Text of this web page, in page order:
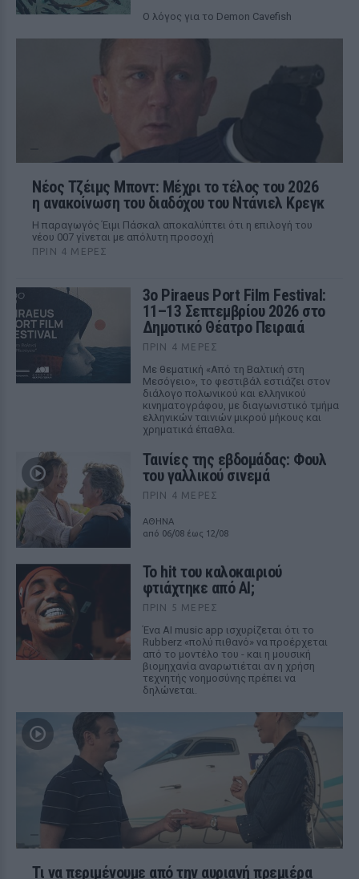
Ο λόγος για το Demon Cavefish
Νέος Τζέιμς Μποντ: Μέχρι το τέλος του 2026
η ανακοίνωση του διαδόχου του Ντάνιελ Κρεγκ
Η παραγωγός Έιμι Πάσκαλ αποκαλύπτει ότι η επιλογή του
νέου 007 γίνεται με απόλυτη προσοχή
ΠΡΙΝ 4 ΜΈΡΕΣ
3ο Piraeus Port Film Festival:
11–13 Σεπτεμβρίου 2026 στο
Δημοτικό Θέατρο Πειραιά
ΠΡΙΝ 4 ΜΈΡΕΣ
Με θεματική «Από τη Βαλτική στη
Μεσόγειο», το φεστιβάλ εστιάζει στον
διάλογο πολωνικού και ελληνικού
κινηματογράφου, με διαγωνιστικό τμήμα
ελληνικών ταινιών μικρού μήκους και
χρηματικά έπαθλα.
Ταινίες της εβδομάδας: Φουλ
του γαλλικού σινεμά
ΠΡΙΝ 4 ΜΈΡΕΣ
ΑΘΗΝΑ
από 06/08 έως 12/08
Το hit του καλοκαιριού
φτιάχτηκε από AI;
ΠΡΙΝ 5 ΜΈΡΕΣ
Ένα AI music app ισχυρίζεται ότι το
Rubberz «πολύ πιθανό» να προέρχεται
από το μοντέλο του - και η μουσική
βιομηχανία αναρωτιέται αν η χρήση
τεχνητής νοημοσύνης πρέπει να
δηλώνεται.
Τι να περιμένουμε από την αυριανή πρεμιέρα